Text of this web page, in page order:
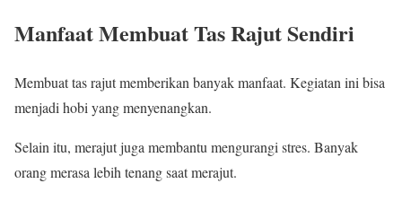
Manfaat Membuat Tas Rajut Sendiri
Membuat tas rajut memberikan banyak manfaat. Kegiatan ini bisa
menjadi hobi yang menyenangkan.
Selain itu, merajut juga membantu mengurangi stres. Banyak
orang merasa lebih tenang saat merajut.